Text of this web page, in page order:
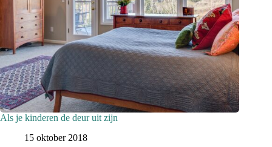
Als je kinderen de deur uit zijn
15 oktober 2018